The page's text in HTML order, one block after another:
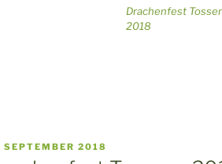
Drachenfest
2018
SEPTEMBER 2018